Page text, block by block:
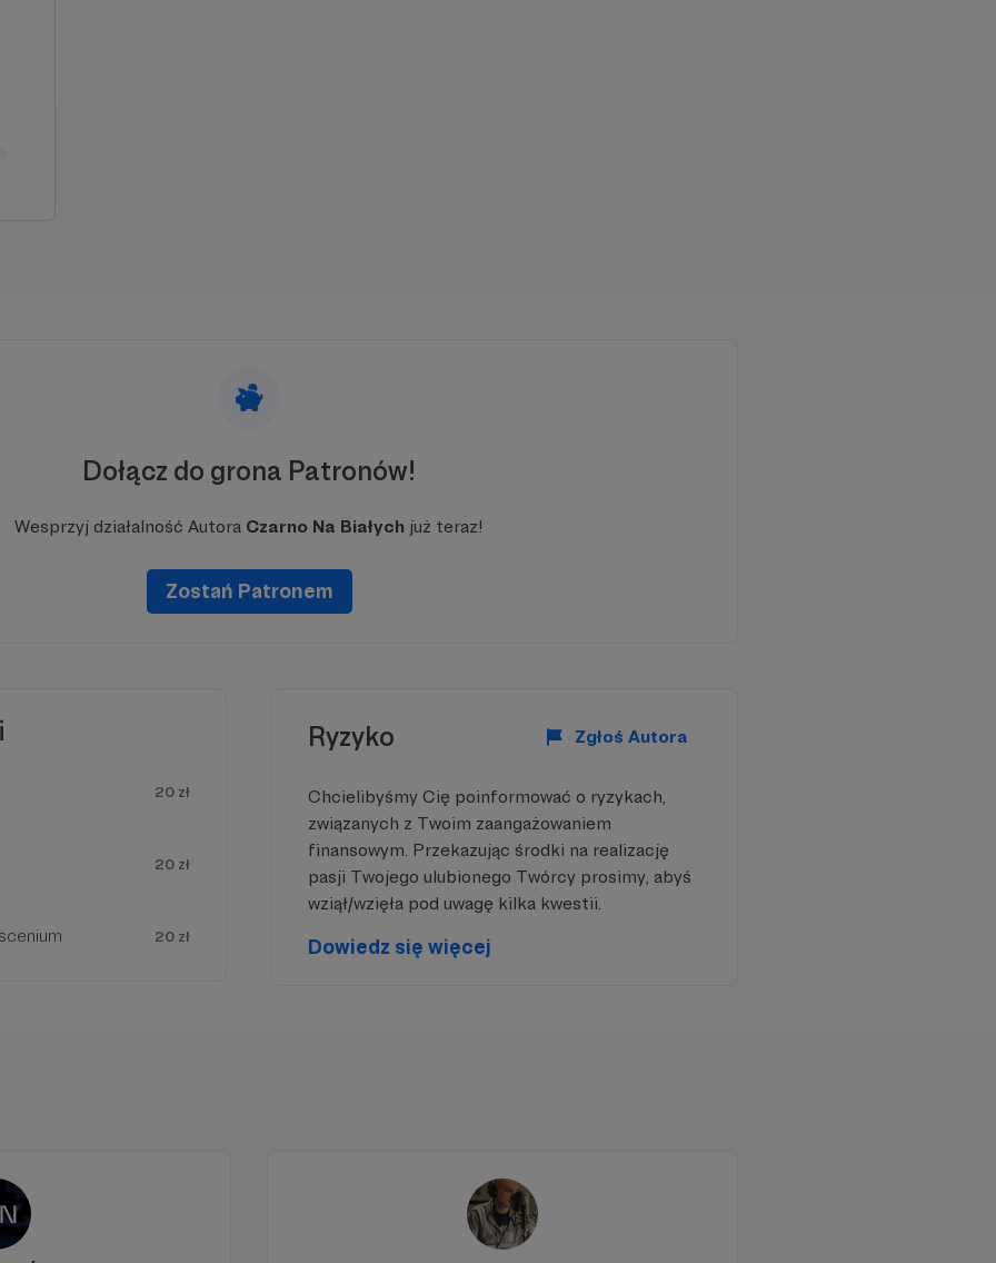
Dołącz do grona Patronów!
Wesprzyj działalność Autora Czarno Na Białych już teraz!
Zostań Patronem
20 zł
20 zł
20 zł
Ryzyko Zgłoś Autora
Chcielibyśmy Cię poinformować o ryzykach,
związanych z Twoim zaangażowaniem
finansowym. Przekazując środki na realizację
pasji Twojego ulubionego Twórcy prosimy, abyś
wziął/wzięła pod uwagę kilka kwestii.
Dowiedz się więcej